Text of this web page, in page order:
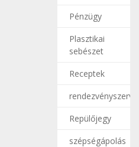
Pénzügy
Plasztikai
sebészet
Receptek
Repülőjegy
szépségápolás